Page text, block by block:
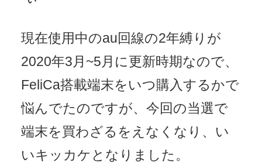
現在使用中のau回線の2年縛りが
2020年3月~5月に更新時期なので、
FeliCa搭載端末をいつ購入するかで
悩んでたのですが、今回の当選で
端末を買わざるをえなくなり、い
いキッカケとなりました。